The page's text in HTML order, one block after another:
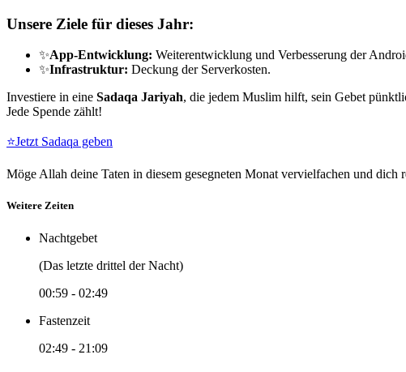
Unsere Ziele für dieses Jahr:
✨App-Entwicklung: Weiterentwicklung und Verbesserung der
✨Infrastruktur: Deckung der Serverkosten.
Investiere in eine Sadaqa Jariyah, die jedem Muslim hilft, sein Gebet
Jede Spende zählt!
⭐Jetzt Sadaqa geben
Möge Allah deine Taten in diesem gesegneten Monat vervielfachen und dich
Weitere Zeiten
Nachtgebet
(Das letzte drittel der Nacht)
00:59 - 02:49
Fastenzeit
02:49 - 21:09